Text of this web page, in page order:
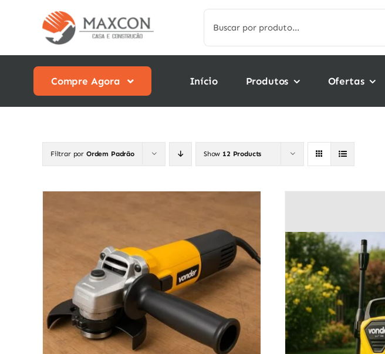
for:
Compre Agora Início Produtos Ofertas
Filtrar por Ordem Padrão Show 12 Products